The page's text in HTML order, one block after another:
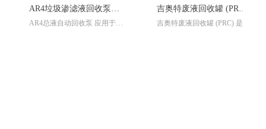
AR4垃圾渗滤液回收泵总
液回收泵
AR4总液自动回收泵 应用于泵
吉奥特废液回收罐 (PRC)
被动式撇油器
吉奥特废液回收罐 (PRC) 是一